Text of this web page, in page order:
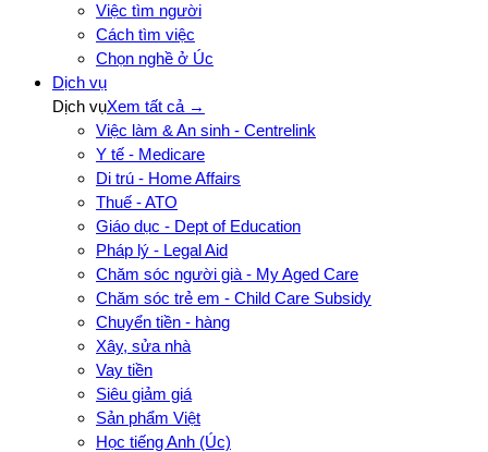
Việc tìm người
Cách tìm việc
Chọn nghề ở Úc
Dịch vụ
Dịch vụXem tất cả →
Việc làm & An sinh - Centrelink
Y tế - Medicare
Di trú - Home Affairs
Thuế - ATO
Giáo dục - Dept of Education
Pháp lý - Legal Aid
Chăm sóc người già - My Aged Care
Chăm sóc trẻ em - Child Care Subsidy
Chuyển tiền - hàng
Xây, sửa nhà
Vay tiền
Siêu giảm giá
Sản phẩm Việt
Học tiếng Anh (Úc)